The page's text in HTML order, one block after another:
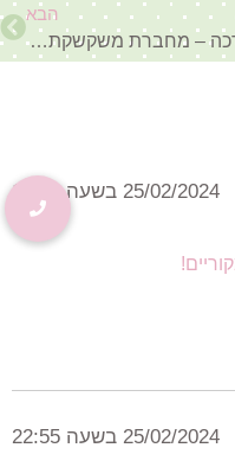
הבא
הדרכה – מחברת משקשקת וסדנת פרגון ליוצרות המתמידות של הנירון של רינת
25/02/2024 בשעה 17:52
25/02/2024 בשעה 22:55